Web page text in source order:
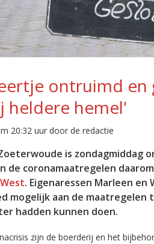
ontruimd en
heldere hemel'
20:32 uur door de redactie
is zondagmiddag
de coronamaatregelen
. Eigenaressen Marleen en
mogelijk aan de
hadden kunnen doen.
zijn de boerderij en het